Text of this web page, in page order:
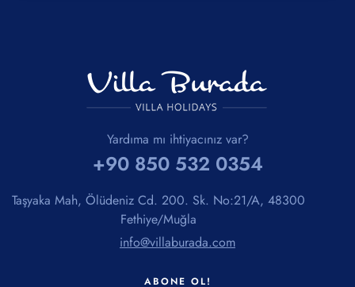
Yardıma mı ihtiyacınız var?
+90 850 532 0354
Taşyaka Mah, Ölüdeniz Cd. 200. Sk. No:21/A, 48300
Fethiye/Muğla
info@villaburada.com
ABONE OL!